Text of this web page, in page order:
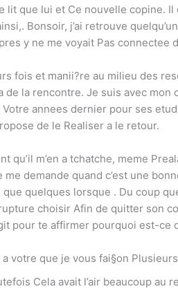
lit que lui et Ce nouvelle copine.
Bonsoir, j’ai retrouve
y ne me voyait Pas connectee
fois et manii?re au milieu des
de la rencontre. Je suis avec mon
annees dernier pour ses
de le Realiser a le retour.
qu’il m’en a tchatche, meme
demande quand c’est une
que quelques lorsque . Du coup
choisir Afin de quitter son
pour te affirmer pourquoi est-ce
a votre que je vous fai§on
Cela avait l’air beaucoup